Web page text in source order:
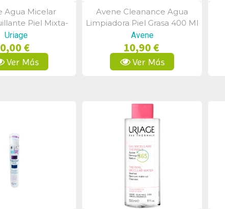
Vista Rápida
Agua Micelar
Piel Mixta-
500 Ml
Uriage
0,00 €
Ver Más
Vista Rápida
Avene Cleanance Agua
Limpiadora Piel Grasa 400 Ml
Avene
10,90 €
Ver Más